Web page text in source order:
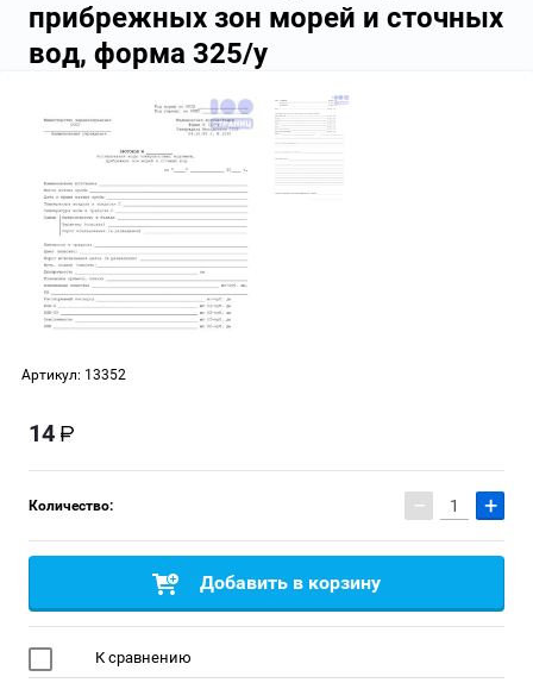
прибрежных зон морей и сточных
вод, форма 325/у
Артикул: 13352
14
Количество: − +
Добавить в корзину
К сравнению